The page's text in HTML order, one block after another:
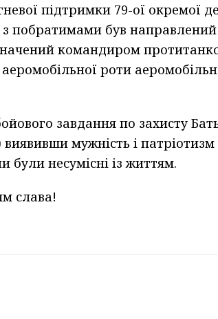
підтримки 79-ої окремої
побратимами був
командиром
роти
завдання по захисту
мужність і
несумісні із життям.
слава!